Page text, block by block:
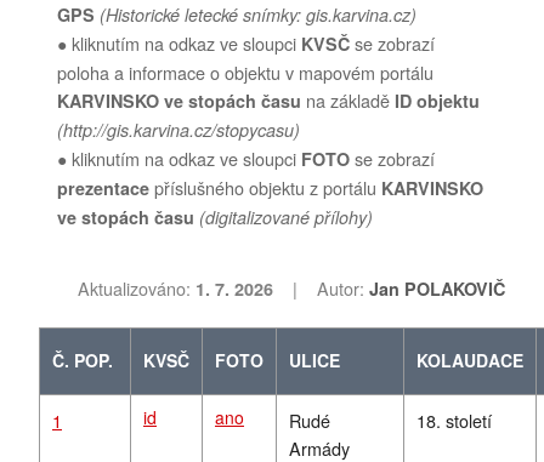
GPS (Historické letecké snímky: gis.karvina.cz)
● kliknutím na odkaz ve sloupci KVSČ se zobrazí
poloha a informace o objektu v mapovém portálu
KARVINSKO ve stopách času na základě ID objektu
(http://gis.karvina.cz/stopycasu)
● kliknutím na odkaz ve sloupci FOTO se zobrazí
prezentace příslušnéhoobjektu z portálu KARVINSKO
ve stopách času (digitalizované přílohy)
Aktualizováno: 1. 7. 2026 | Autor: Jan POLAKOVIČ
Č. POP. KVSČ FOTO ULICE KOLAUDACE
1 id ano
Rudé
Armády
18. století